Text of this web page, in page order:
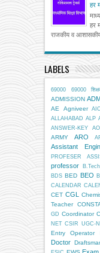
हर
हर
राजकीय व आशासकीय
LABELS
69000 69000
ADMISSION
AE
Agniveer
ALLAHABAD ALP
ANSWER-KEY
ARMY ARO
Assistant
PROFESER
professor
B.Tech
BDS BED BEO
CALENDAR
CET CGL
Teacher
GD Coordinator
NET CSIR UGC-
Entry Operator
Doctor